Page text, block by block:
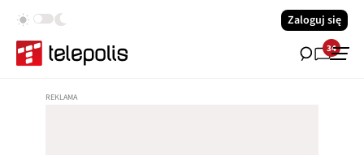
Zaloguj się
34